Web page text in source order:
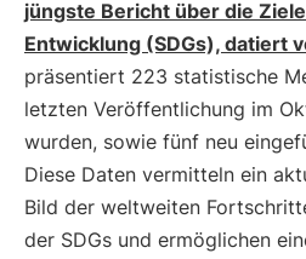
jüngste Bericht über die
Entwicklung (SDGs), datiert
präsentiert 223 statistische
letzten Veröffentlichung im
wurden, sowie fünf neu
Diese Daten vermitteln ein
Bild der weltweiten
der SDGs und ermöglichen